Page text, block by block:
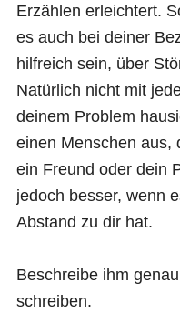
Erzählen erleichtert.
es auch bei deiner
hilfreich sein, über
Natürlich nicht mit
deinem Problem
einen Menschen aus,
ein Freund oder dein
jedoch besser, wenn
Abstand zu dir hat.
Beschreibe ihm
schreiben.